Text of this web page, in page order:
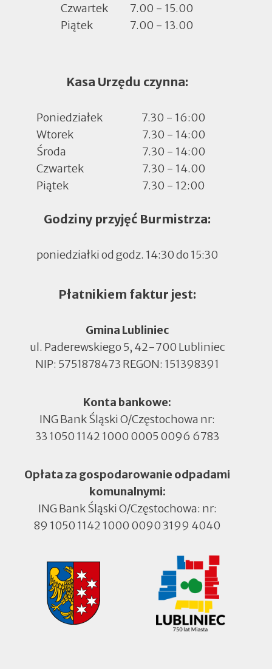
Czwartek
7.00 - 15.00
Piątek
7.00 - 13.00
Kasa Urzędu czynna:
Poniedziałek
7.30 - 16:00
Wtorek
7.30 - 14:00
Środa
7.30 - 14:00
Czwartek
7.30 - 14.00
Piątek
7.30 - 12:00
Godziny przyjęć Burmistrza:
poniedziałki od godz. 14:30 do 15:30
Płatnikiem faktur jest:
Gmina Lubliniec
ul. Paderewskiego 5, 42-700 Lubliniec
NIP: 5751878473 REGON: 151398391
Konta bankowe:
ING Bank Śląski O/Częstochowa nr:
33 1050 1142 1000 0005 0096 6783
Opłata za gospodarowanie odpadami
komunalnymi:
ING Bank Śląski O/Częstochowa: nr:
89 1050 1142 1000 0090 3199 4040